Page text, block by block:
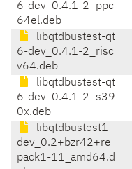
6-dev_0.4.1-2_ppc
64el.deb
libqtdbustest-qt
6-dev_0.4.1-2_risc
v64.deb
libqtdbustest-qt
6-dev_0.4.1-2_s39
0x.deb
libqtdbustest1-
dev_0.2+bzr42+re
pack1-11_amd64.d